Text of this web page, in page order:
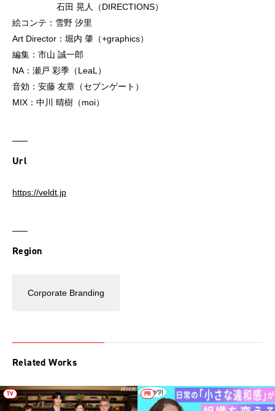
石田 晃人（DIRECTIONS）
絵コンテ：雪野 汐里
Art Director：堀内 肇（+graphics）
編集：市山 誠一郎
NA：瀬戸 彩季（LeaL）
音効：安藤 友章（セブンゲート）
MIX：中川 晴樹（moi）
Url
https://veldt.jp
Region
Corporate Branding
Related Works
TV PR